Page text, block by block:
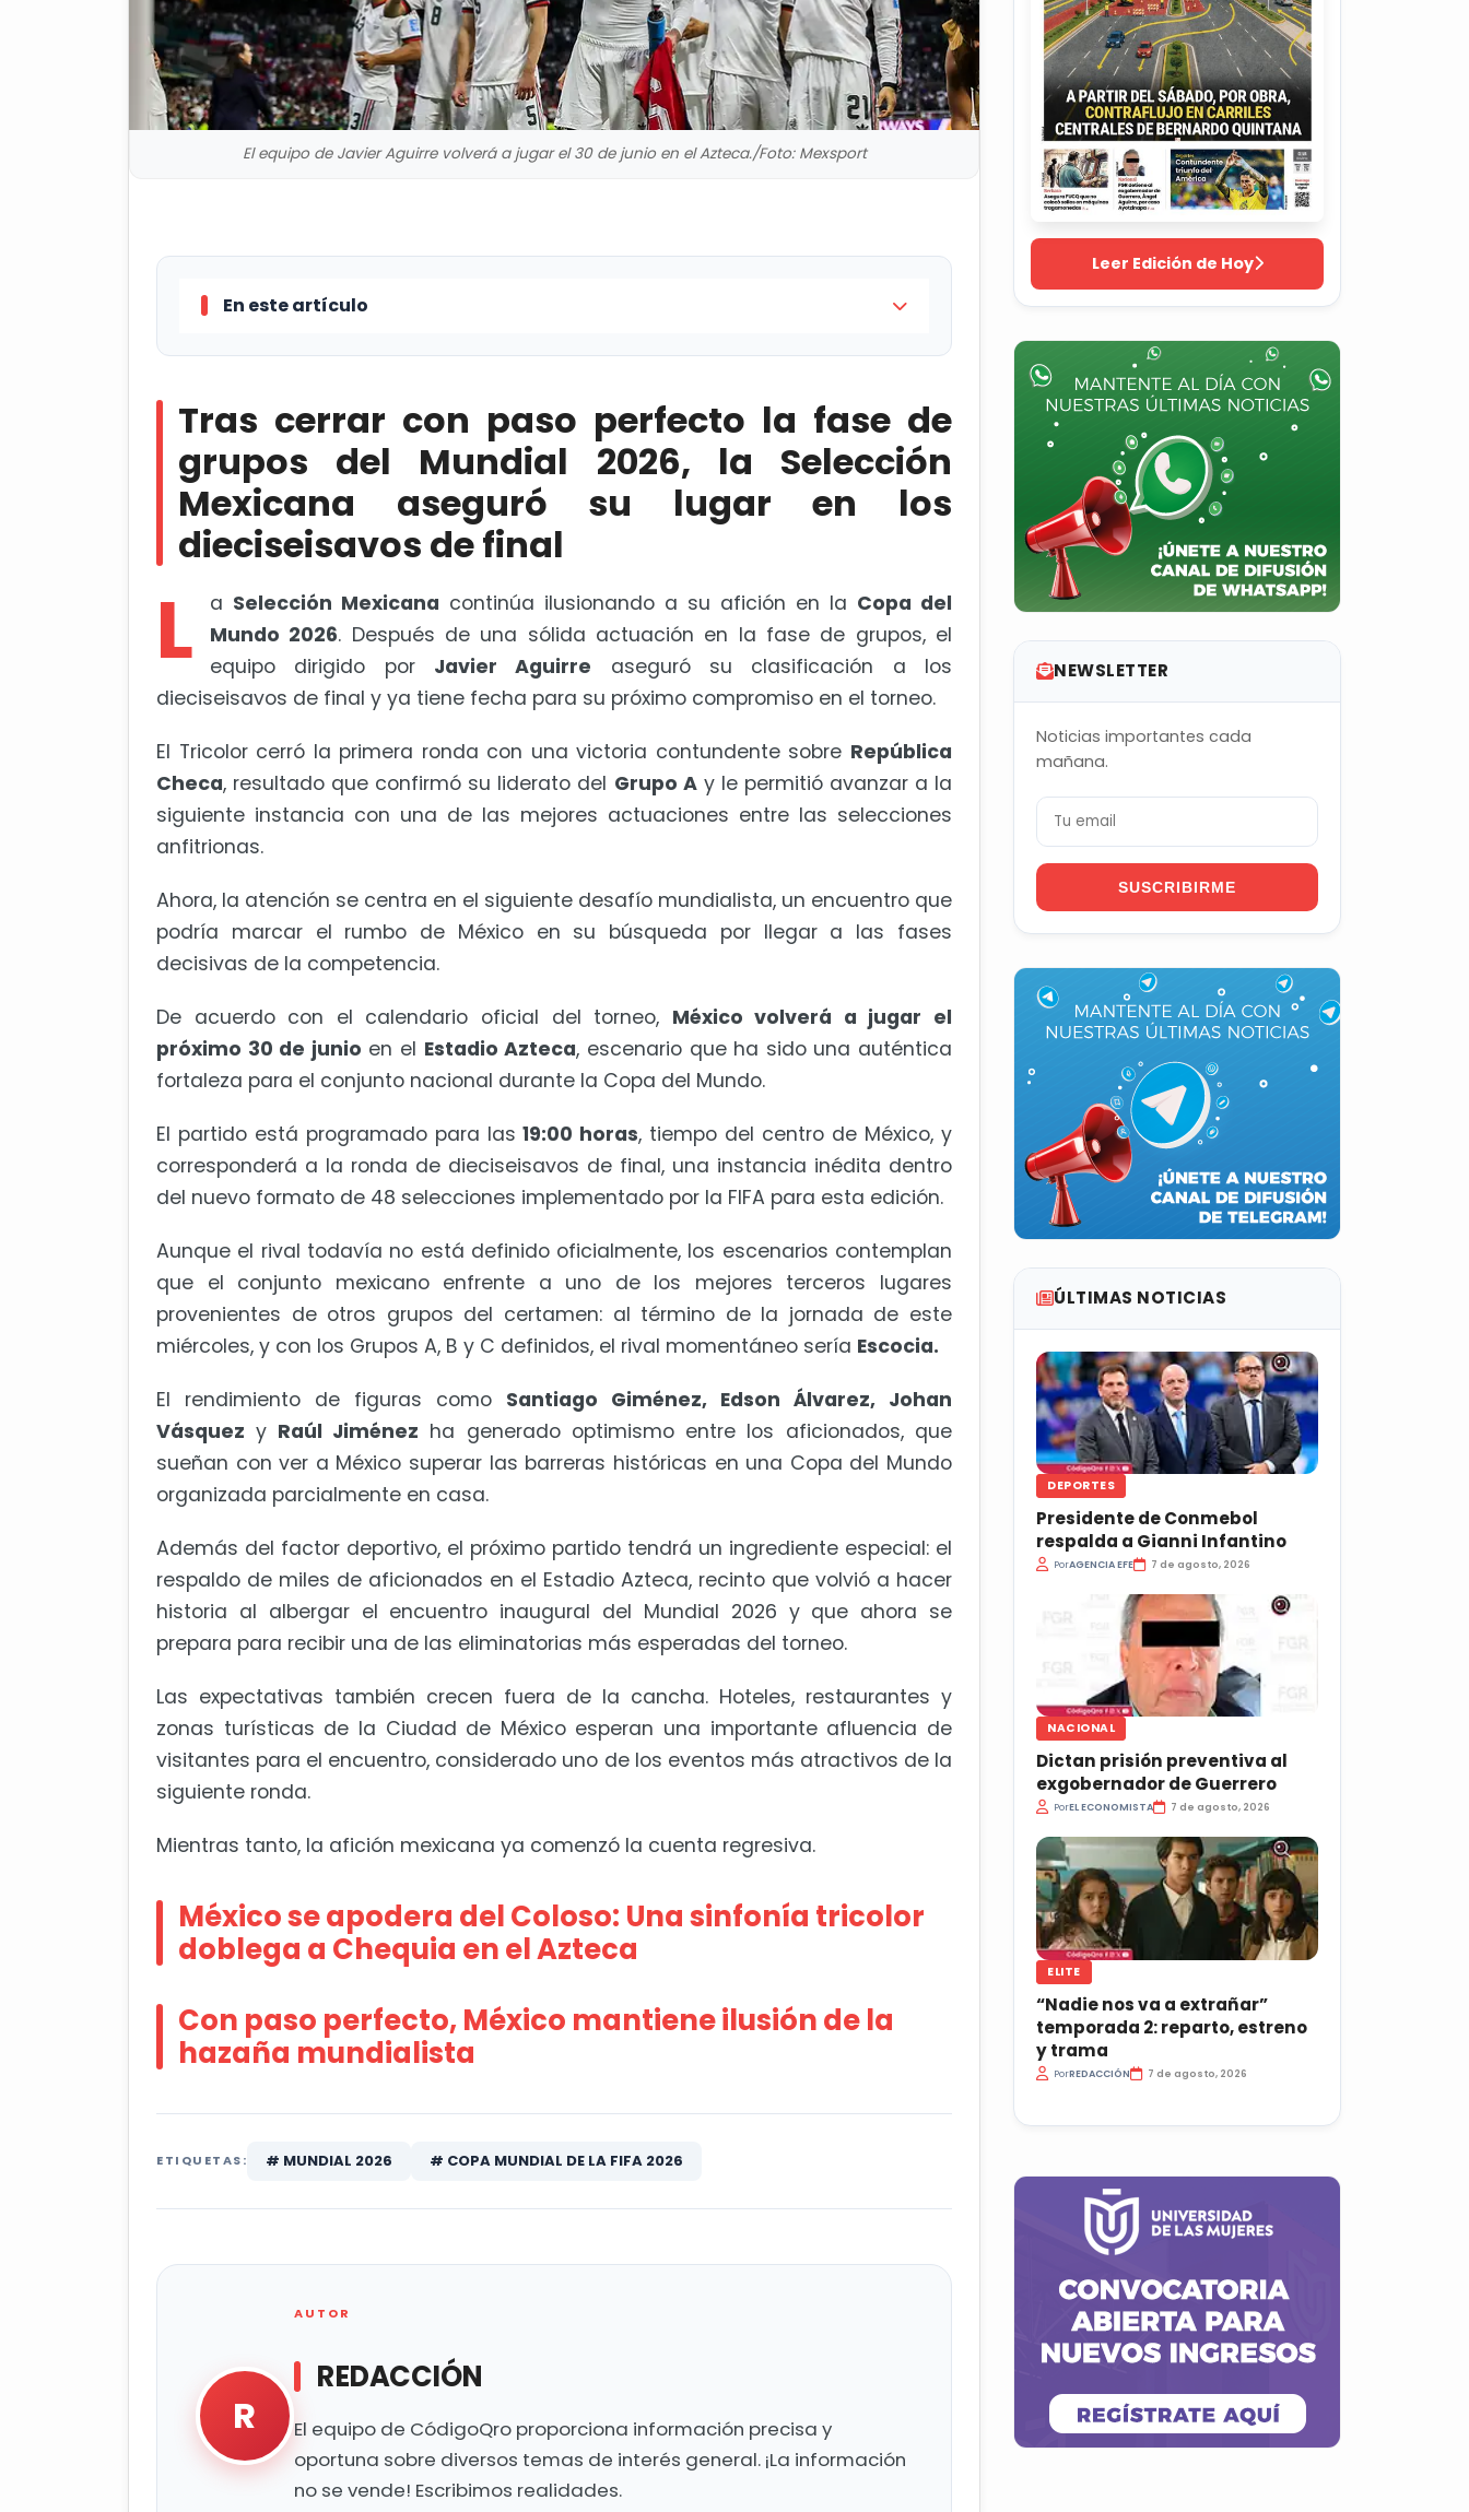
El equipo de Javier Aguirre volverá a jugar el 30 de junio en el Azteca./Foto: Mexsport
En este artículo
México se apodera del Coloso: Una sinfonía tricolor doblega a Chequia en el Azteca
Con paso perfecto, México mantiene ilusión de la hazaña mundialista
Tras cerrar con paso perfecto la fase de
grupos del Mundial 2026, la Selección
Mexicana aseguró su lugar en los
dieciseisavos de final
L a Selección Mexicana continúa ilusionando a su afición en la Copa del
Mundo 2026. Después de una sólida actuación en la fase de grupos, el
equipo dirigido por Javier Aguirre aseguró su clasificación a los
dieciseisavos de final y ya tiene fecha para su próximo compromiso en el torneo.
El Tricolor cerró la primera ronda con una victoria contundente sobre República
Checa, resultado que confirmó su liderato del Grupo Ay le permitió avanzar a la
siguiente instancia con una de las mejores actuaciones entre las selecciones
anfitrionas.
Ahora, la atención se centra en el siguiente desafío mundialista, un encuentro que
podría marcar el rumbo de México en su búsqueda por llegar a las fases
decisivas de la competencia.
De acuerdo con el calendario oficial del torneo, México volverá a jugar el
próximo 30 de junio en el Estadio Azteca, escenario que ha sido una auténtica
fortaleza para el conjunto nacional durante la Copa del Mundo.
El partido está programado para las 19:00 horas, tiempo del centro de México, y
corresponderá a la ronda de dieciseisavos de final, una instancia inédita dentro
del nuevo formato de 48 selecciones implementado por la FIFA para esta edición.
Aunque el rival todavía no está definido oficialmente, los escenarios contemplan
que el conjunto mexicano enfrente a uno de los mejores terceros lugares
provenientes de otros grupos del certamen: al término de la jornada de este
miércoles, y con los Grupos A, B y C definidos, el rival momentáneo sería Escocia.
El rendimiento de figuras como Santiago Giménez, Edson Álvarez, Johan
Vásquez y Raúl Jiménez ha generado optimismo entre los aficionados, que
sueñan con ver a México superar las barreras históricas en una Copa del Mundo
organizada parcialmente en casa.
Además del factor deportivo, el próximo partido tendrá un ingrediente especial: el
respaldo de miles de aficionados en el Estadio Azteca, recinto que volvió a hacer
historia al albergar el encuentro inaugural del Mundial 2026 y que ahora se
prepara para recibir una de las eliminatorias más esperadas del torneo.
Las expectativas también crecen fuera de la cancha. Hoteles, restaurantes y
zonas turísticas de la Ciudad de México esperan una importante afluencia de
visitantes para el encuentro, considerado uno de los eventos más atractivos de la
siguiente ronda.
Mientras tanto, la afición mexicana ya comenzó la cuenta regresiva.
México se apodera del Coloso: Una sinfonía tricolor
doblega a Chequia en el Azteca
Con paso perfecto, México mantiene ilusión de la
hazaña mundialista
ETIQUETAS: # MUNDIAL 2026 # COPA MUNDIAL DE LA FIFA 2026
R
AUTOR
REDACCIÓN
El equipo de CódigoQro proporciona información precisa y
oportuna sobre diversos temas de interés general. ¡La información
no se vende! Escribimos realidades.
Leer Edición de Hoy
NEWSLETTER
Noticias importantes cada
mañana.
SUSCRIBIRME
ÚLTIMAS NOTICIAS
DEPORTES
Presidente de Conmebol
respalda a Gianni Infantino
PorAGENCIA EFE 7 de agosto, 2026
NACIONAL
Dictan prisión preventiva al
exgobernador de Guerrero
PorEL ECONOMISTA 7 de agosto, 2026
ELITE
“Nadie nos va a extrañar”
temporada 2: reparto, estreno
y trama
PorREDACCIÓN 7 de agosto, 2026